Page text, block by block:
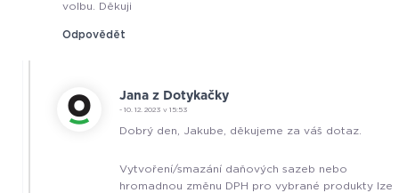
volbu. Děkuji
Odpovědět
Jana z Dotykačky
- 10. 12. 2023 v 15:53
Dobrý den, Jakube, děkujeme za váš dotaz.
Vytvoření/smazání daňových sazeb nebo
hromadnou změnu DPH pro vybrané produkty lze